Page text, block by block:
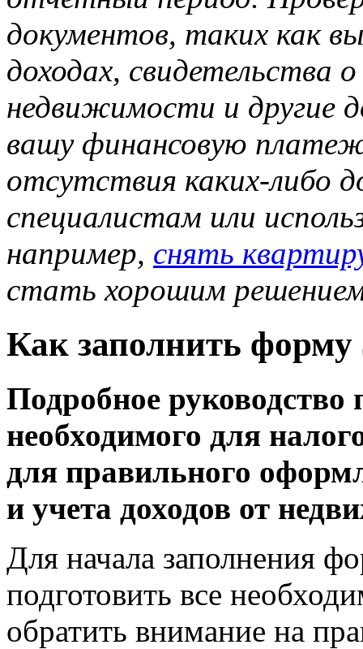
документов, таких как
доходах, свидетельства
недвижимости и другие
вашу финансовую
отсутствия каких-либо
специалистам или
например, снять
стать хорошим
Как заполнить
Подробное
необходимого для
для правильного
и учета доходов от
Для начала заполнения
подготовить все
обратить внимание на